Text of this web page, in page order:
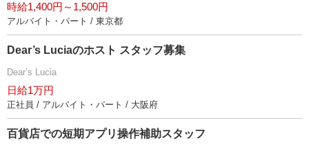
時給1,400円～1,500円
アルバイト・パート / 東京都
Dear’s Luciaのホスト スタッフ募集
Dear’s Lucia
日給1万円
正社員 / アルバイト・パート / 大阪府
百貨店での短期アプリ操作補助スタッフ